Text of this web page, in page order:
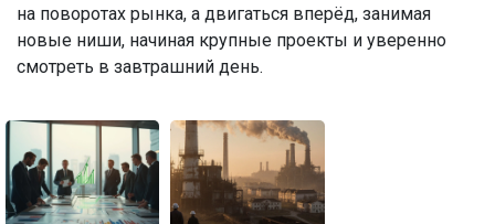
на поворотах рынка, а двигаться вперёд, занимая
новые ниши, начиная крупные проекты и уверенно
смотреть в завтрашний день.